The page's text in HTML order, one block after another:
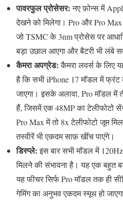
पावरफुल प्रोसेसर:नए फ़ोन्स में
देखने को मिलेगा। Pro और Pro Max
जो TSMC के 3nm प्रोसेस पर
बड़ा उछाल आएगा और बैटरी भी लंबे
कैमरा अपग्रेड:कैमरा लवर्स के लिए
है कि सभी iPhone 17 मॉडल में
जाएगा। इसके अलावा, Pro मॉडल में
हैं, जिसमें एक 48MP का टेलीफोटो
Pro Max में तो 8x टेलीफोटो जूम
तस्वीरें भी एकदम साफ़ खींच पाएंगे।
डिस्प्ले:इस बार सभी मॉडल में
मिलने की संभावना है। यह एक बहुत
यह फीचर सिर्फ Pro मॉडल तक ही
गेमिंग का अनुभव एकदम स्मूथ हो